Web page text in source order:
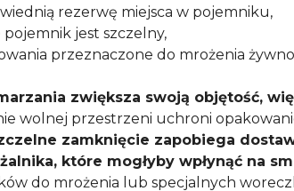
rezerwę miejsca w pojemniku,
pojemnik jest szczelny,
przeznaczone do mrożenia
zwiększa swoją objętość,
wolnej przestrzeni uchroni
zamknięcie zapobiega
które mogłyby wpłynąć na
do mrożenia lub specjalnych